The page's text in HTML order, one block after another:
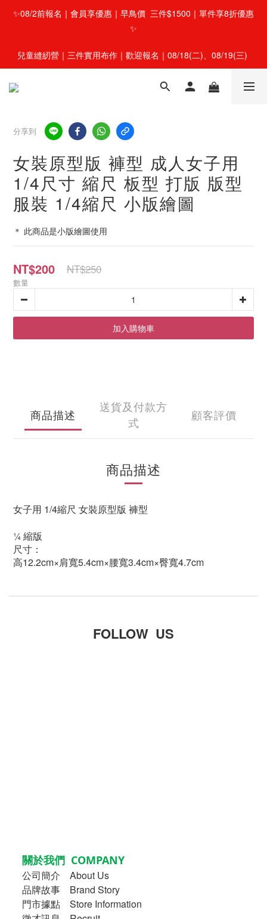
✨08/2前報名｜會員享優惠｜早鳥價  三件$1500｜單件享8折優惠
✨
兒童縫紉營｜三件實用布作｜歡迎報名｜08/18(二)、08/19(三)
分享到
女裝原型版 褲型 成人女子用
1/4尺寸 縮尺 板型 打版 版型
服裝 1/4縮尺 小版繪圖
＊ 此商品是小版繪圖使用
NT$200 NT$250
數量
加入購物車
商品描述
送貨及付款方
式
顧客評價
商品描述
女子用 1/4縮尺 女裝原型版 褲型
¼ 縮版
尺寸：
高12.2cm×肩寬5.4cm×腰寬3.4cm×臀寬4.7cm
FOLLOW US
關於我們 COMPANY
公司簡介
About Us
品牌故事
Brand Story
門市據點 Store Information